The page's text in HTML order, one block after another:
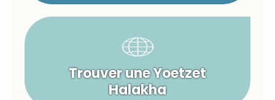
Trouver une Yoetzet
Halakha